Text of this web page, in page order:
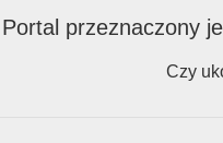
Portal przeznaczony
Czy